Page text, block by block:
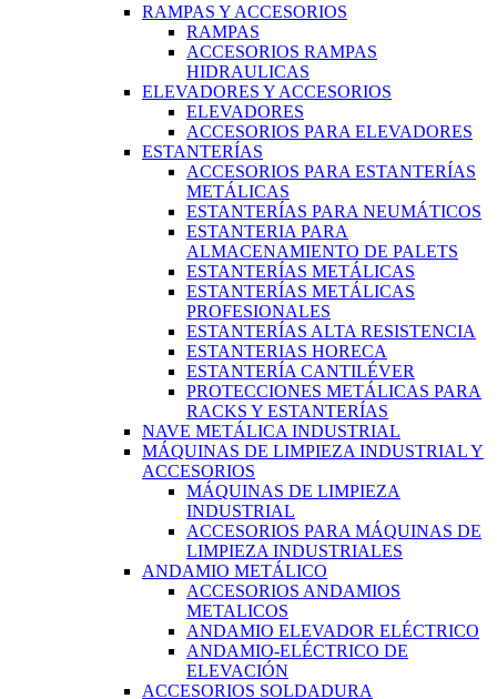
RAMPAS Y ACCESORIOS
RAMPAS
ACCESORIOS RAMPAS
HIDRAULICAS
ELEVADORES Y ACCESORIOS
ELEVADORES
ACCESORIOS PARA ELEVADORES
ESTANTERÍAS
ACCESORIOS PARA ESTANTERÍAS
METÁLICAS
ESTANTERÍAS PARA NEUMÁTICOS
ESTANTERIA PARA
ALMACENAMIENTO DE PALETS
ESTANTERÍAS METÁLICAS
ESTANTERÍAS METÁLICAS
PROFESIONALES
ESTANTERÍAS ALTA RESISTENCIA
ESTANTERIAS HORECA
ESTANTERÍA CANTILÉVER
PROTECCIONES METÁLICAS PARA
RACKS Y ESTANTERÍAS
NAVE METÁLICA INDUSTRIAL
MÁQUINAS DE LIMPIEZA INDUSTRIAL Y
ACCESORIOS
MÁQUINAS DE LIMPIEZA
INDUSTRIAL
ACCESORIOS PARA MÁQUINAS DE
LIMPIEZA INDUSTRIALES
ANDAMIO METÁLICO
ACCESORIOS ANDAMIOS
METALICOS
ANDAMIO ELEVADOR ELÉCTRICO
ANDAMIO-ELÉCTRICO DE
ELEVACIÓN
ACCESORIOS SOLDADURA